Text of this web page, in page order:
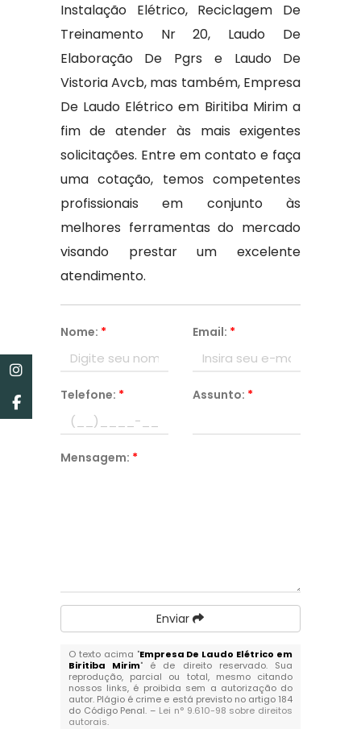
Instalação Elétrico, Reciclagem De
Treinamento Nr 20, Laudo De
Elaboração De Pgrs e Laudo De
Vistoria Avcb, mas também, Empresa
De Laudo Elétrico em Biritiba Mirim a
fim de atender às mais exigentes
solicitações. Entre em contato e faça
uma cotação, temos competentes
profissionais em conjunto às
melhores ferramentas do mercado
visando prestar um excelente
atendimento.
Nome: * Email: *
Telefone: * Assunto: *
Mensagem: *
Enviar
O texto acima "Empresa De Laudo Elétrico em
Biritiba Mirim" é de direito reservado. Sua
reprodução, parcial ou total, mesmo citando
nossos links, é proibida sem a autorização do
autor. Plágio é crime e está previsto no artigo 184
do Código Penal. – Lei n° 9.610-98 sobre direitos
autorais.